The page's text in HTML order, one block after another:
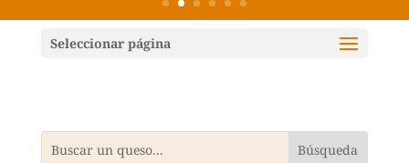
Seleccionar página